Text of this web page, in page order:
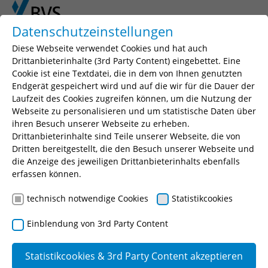
Skip to main content
Skip to page footer
You are here:
Gleichstellungsarbeit
Gleichstellungsarbeit
Datenschutzeinstellungen
Diese Webseite verwendet Cookies und hat auch
Drittanbieterinhalte (3rd Party Content) eingebettet. Eine
Cookie ist eine Textdatei, die in dem von Ihnen genutzten
Endgerät gespeichert wird und auf die wir für die Dauer der
Laufzeit des Cookies zugreifen können, um die Nutzung der
Webseite zu personalisieren und um statistische Daten über
ihren Besuch unserer Webseite zu erheben.
Drittanbieterinhalte sind Teile unserer Webseite, die von
Dritten bereitgestellt, die den Besuch unserer Webseite und
die Anzeige des jeweiligen Drittanbieterinhalts ebenfalls
erfassen können.
technisch notwendige Cookies Statistikcookies
Einblendung von 3rd Party Content
Statistikcookies & 3rd Party Content akzeptieren